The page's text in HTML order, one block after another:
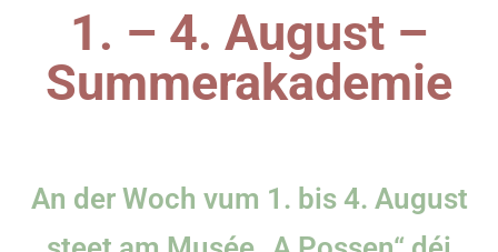
1. – 4. August –
Summerakademie
An der Woch vum 1. bis 4. August